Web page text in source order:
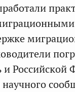
и Российской